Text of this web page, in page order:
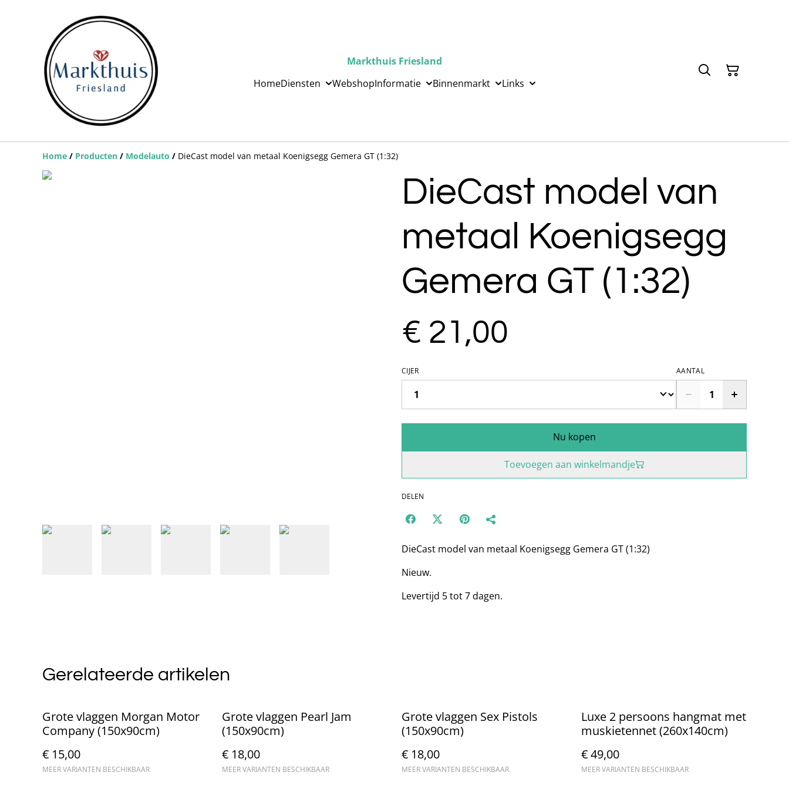
Markthuis Friesland
HomeDiensten WebshopInformatie Binnenmarkt Links
Home / Producten / Modelauto / DieCast model van metaal Koenigsegg Gemera GT (1:32)
DieCast model van
metaal Koenigsegg
Gemera GT (1:32)
€ 21,00
CIJER AANTAL
Nu kopen
Toevoegen aan winkelmandje
DELEN
DieCast model van metaal Koenigsegg Gemera GT (1:32)
Nieuw.
Levertijd 5 tot 7 dagen.
Gerelateerde artikelen
Grote vlaggen Morgan Motor
Company (150x90cm)
€ 15,00
MEER VARIANTEN BESCHIKBAAR
Grote vlaggen Pearl Jam
(150x90cm)
€ 18,00
MEER VARIANTEN BESCHIKBAAR
Grote vlaggen Sex Pistols
(150x90cm)
€ 18,00
MEER VARIANTEN BESCHIKBAAR
Luxe 2 persoons hangmat met
muskietennet (260x140cm)
€ 49,00
MEER VARIANTEN BESCHIKBAAR